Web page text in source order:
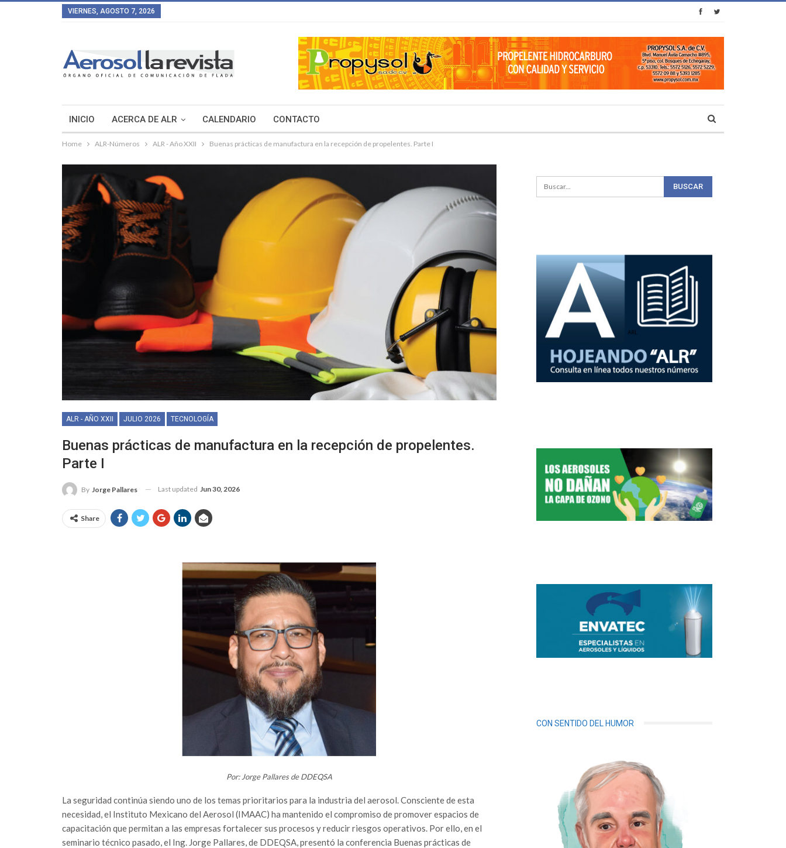
VIERNES, AGOSTO 7, 2026
INICIO ACERCA DE ALR CALENDARIO CONTACTO
Home ALR-Números ALR - Año XXII Buenas prácticas de manufactura en la recepción de propelentes. Parte I
ALR - AÑO XXII JULIO 2026 TECNOLOGÍA
Buenas prácticas de manufactura en la recepción de propelentes.
Parte I
By Jorge Pallares Last updated Jun 30, 2026
Share
Por: Jorge Pallares de DDEQSA
La seguridad continúa siendo uno de los temas prioritarios para la industria del aerosol. Consciente de esta
necesidad, el Instituto Mexicano del Aerosol (IMAAC) ha mantenido el compromiso de promover espacios de
capacitación que permitan a las empresas fortalecer sus procesos y reducir riesgos operativos. Por ello, en el
seminario técnico pasado, el Ing. Jorge Pallares, de DDEQSA, presentó la conferencia Buenas prácticas de
CON SENTIDO DEL HUMOR